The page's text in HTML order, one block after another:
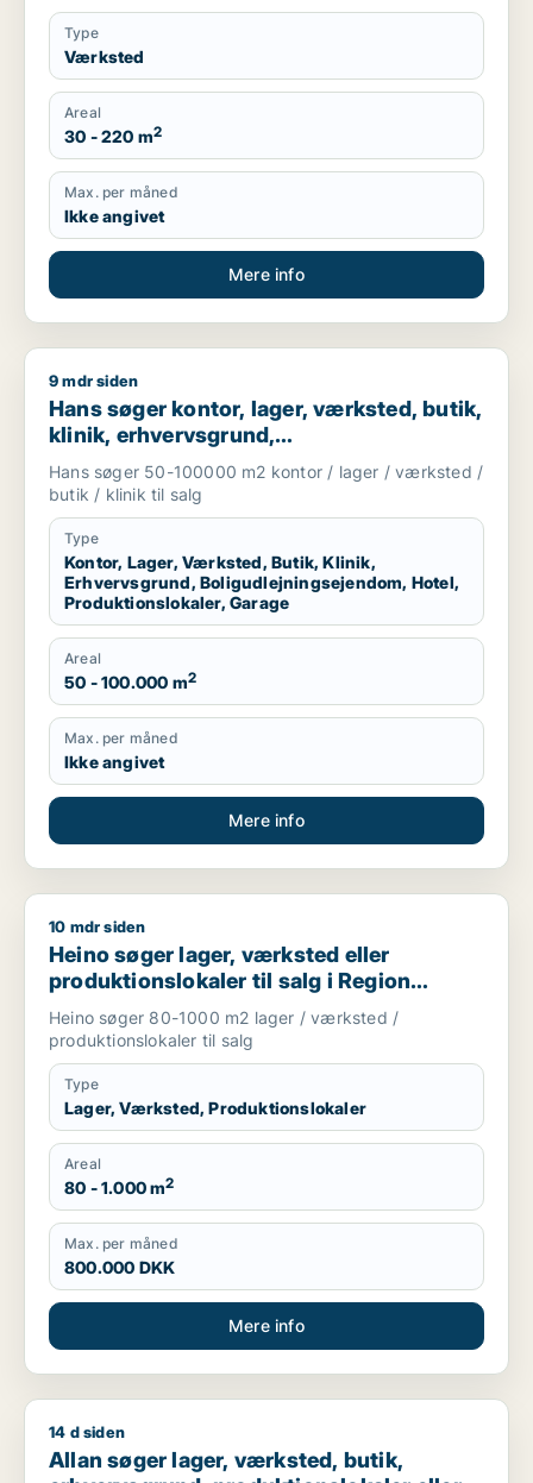
Type
Værksted
Areal
30 - 220 m2
Max. per måned
Ikke angivet
Mere info
Hans søger kontor, lager, værksted, butik, klinik,
9 mdr siden
Hans søger kontor, lager, værksted, butik,
klinik, erhvervsgrund,
boligudlejningsejendom, hotel,
produktionslokaler eller garage til salg i
Region Sjælland
Hans søger 50-100000 m2 kontor / lager / værksted /
butik / klinik til salg
Type
Kontor, Lager, Værksted, Butik, Klinik,
Erhvervsgrund, Boligudlejningsejendom, Hotel,
Produktionslokaler, Garage
Areal
50 - 100.000 m2
Max. per måned
Ikke angivet
Mere info
Heino søger lager, værksted eller produktionslokaler til salg
10 mdr siden
Heino søger lager, værksted eller
produktionslokaler til salg i Region
Sjælland
Heino søger 80-1000 m2 lager / værksted /
produktionslokaler til salg
Type
Lager, Værksted, Produktionslokaler
Areal
80 - 1.000 m2
Max. per måned
800.000 DKK
Mere info
Allan søger lager, værksted, butik, erhvervsgrund,
14 d siden
Allan søger lager, værksted, butik,